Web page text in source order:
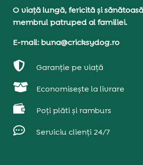
O viață lungă, fericită și
membrul patruped al familiei.
E-mail: buna@cricksydog.ro
 Garanție pe viață
 Economisește la livrare
 Poți plăti și ramburs
 Serviciu clienți 24/7